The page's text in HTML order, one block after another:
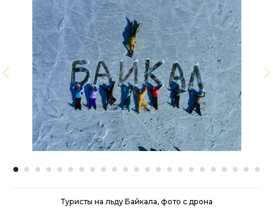
Туристы на льду Байкала, фото с дрона